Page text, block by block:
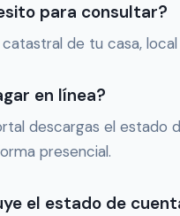
para consultar?
de tu casa,
en línea?
descargas el estado
presencial.
el estado de